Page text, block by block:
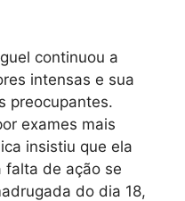
continuou a
intensas e sua
preocupantes.
exames mais
insistiu que ela
falta de ação se
do dia 18,